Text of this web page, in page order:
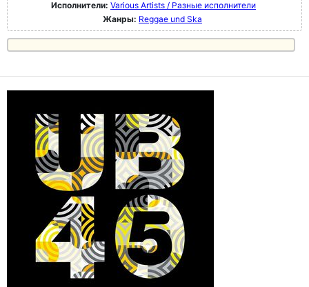
Исполнители: Various Artists / Разные исполнители
Жанры: Reggae und Ska